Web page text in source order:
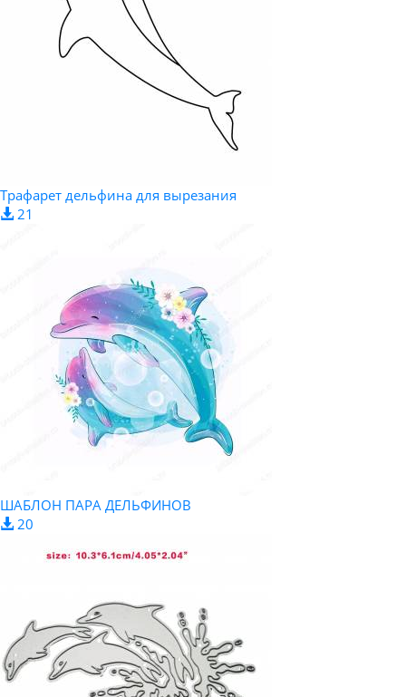
Трафарет дельфина для вырезания
21
ШАБЛОН ПАРА ДЕЛЬФИНОВ
20